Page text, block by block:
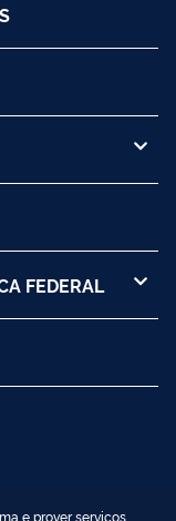
FEDERAL
e prover serviços